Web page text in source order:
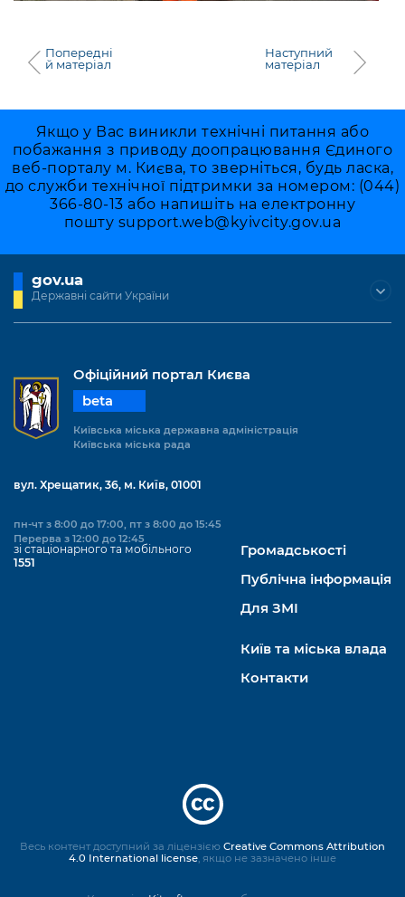
Попередні
й матеріал
Наступний
матеріал
Якщо у Вас виникли технічні питання або
побажання з приводу доопрацювання Єдиного
веб-порталу м. Києва, то зверніться, будь ласка,
до служби технічної підтримки за номером: (044)
366-80-13 або напишіть на електронну
пошту support.web@kyivcity.gov.ua
gov.ua
Державні сайти України
Офіційний портал Києва
beta
Київська міська державна адміністрація
Київська міська рада
вул. Хрещатик, 36, м. Київ, 01001
пн-чт з 8:00 до 17:00, пт з 8:00 до 15:45
Перерва з 12:00 до 12:45
зі стаціонарного та мобільного
1551
Громадськості
Публічна інформація
Для ЗМІ
Київ та міська влада
Контакти
Весь контент доступний за ліцензією Creative Commons Attribution
4.0 International license, якщо не зазначено інше